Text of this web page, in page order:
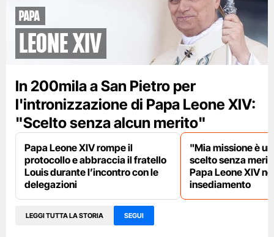
papa
leone XIV
In 200mila a San Pietro per
l'intronizzazione di Papa Leone XIV:
"Scelto senza alcun merito"
Papa Leone XIV rompe il
protocollo e abbraccia il fratello
Louis durante l’incontro con le
delegazioni
"Mia missione è
scelto senza
Papa Leone XIV
insediamento
LEGGI TUTTA LA STORIA SEGUI